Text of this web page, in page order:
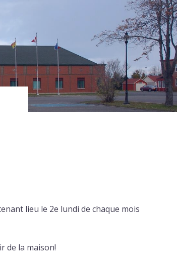
lieu le 2e lundi de chaque mois
de la maison!